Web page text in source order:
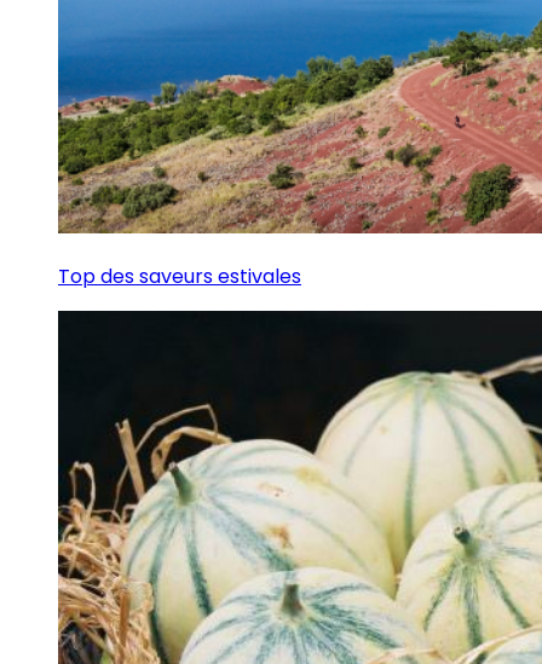
Top des saveurs estivales